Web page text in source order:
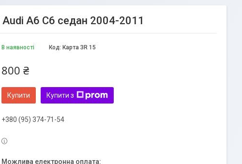
A6 C6 седан 2004-2011
В наявності Код: Карта ЗR 15
800 ₴
Купити Купити з
+380 (95) 374-71-54